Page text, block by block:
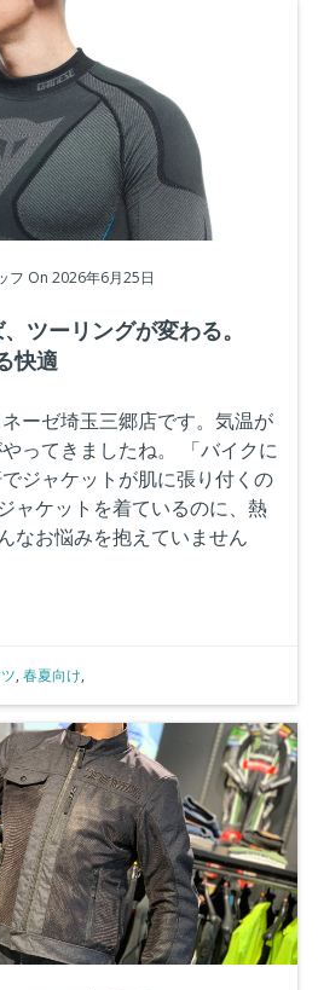
フ On 2026年6月25日
ツーリングが変わる。
快適
ーゼ埼玉三郷店です。気温が
ってきましたね。
「バイクに
ジャケットが肌に張り付くの
ャケットを着ているのに、熱
なお悩みを抱えていません
, 春夏向け,